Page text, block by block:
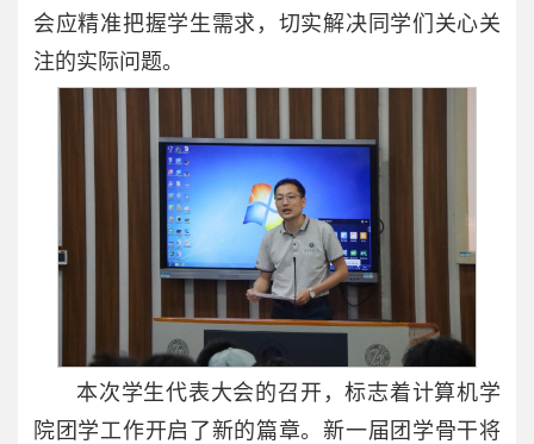
会应精准把握学生需求，切实解决同学们关心关
注的实际问题。
本次学生代表大会的召开，标志着计算机学
院团学工作开启了新的篇章。新一届团学骨干将